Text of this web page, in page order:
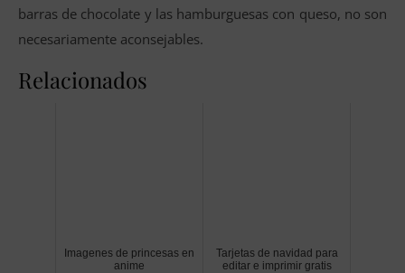
barras de chocolate y las hamburguesas con queso, no son
necesariamente aconsejables.
Relacionados
Imagenes de princesas en
anime
Tarjetas de navidad para
editar e imprimir gratis